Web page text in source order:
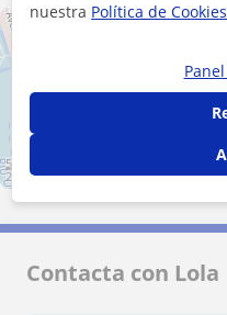
500 m
2000 ft
Contacta con Lola
nuestra Política de Cookies